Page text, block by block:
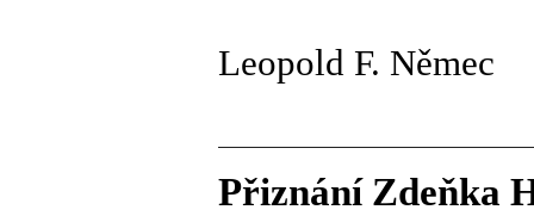
Leopold F. Němec
Přiznání Zdeňka